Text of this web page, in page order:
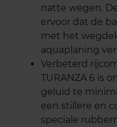
natte wegen.
ervoor dat de
met het
aquaplaning
Verbeterd
TURANZA 6 is
geluid te
een stillere en
speciale